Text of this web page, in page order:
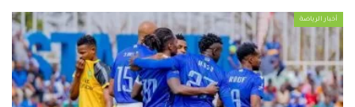
أخبار الرياضة